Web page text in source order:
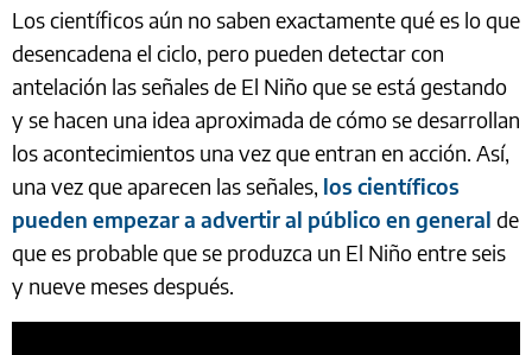
Los científicos aún no saben exactamente qué es lo que
desencadena el ciclo, pero pueden detectar con
antelación las señales de El Niño que se está gestando
y se hacen una idea aproximada de cómo se desarrollan
los acontecimientos una vez que entran en acción. Así,
una vez que aparecen las señales, los científicos
pueden empezar a advertir al público en general de
que es probable que se produzca un El Niño entre seis
y nueve meses después.